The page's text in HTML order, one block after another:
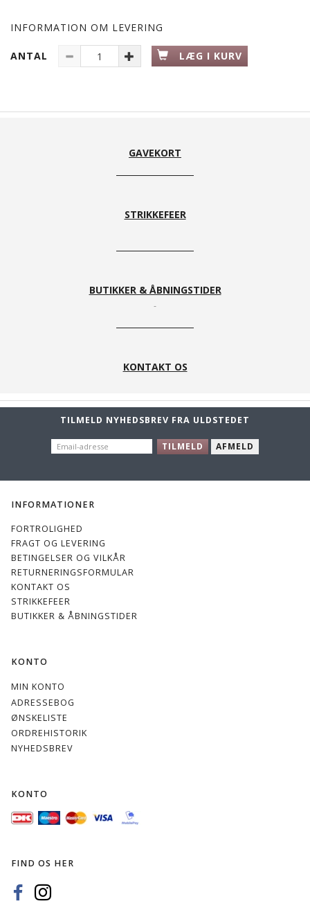
INFORMATION OM LEVERING
ANTAL LÆG I KURV
GAVEKORT
STRIKKEFEER
BUTIKKER & ÅBNINGSTIDER
KONTAKT OS
TILMELD NYHEDSBREV FRA ULDSTEDET
EMAIL-
ADRESSE
TILMELD AFMELD
INFORMATIONER
FORTROLIGHED
FRAGT OG LEVERING
BETINGELSER OG VILKÅR
RETURNERINGSFORMULAR
KONTAKT OS
STRIKKEFEER
BUTIKKER & ÅBNINGSTIDER
KONTO
MIN KONTO
ADRESSEBOG
ØNSKELISTE
ORDREHISTORIK
NYHEDSBREV
KONTO
FIND OS HER